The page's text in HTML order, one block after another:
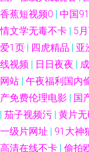
香蕉短视频0 | 中国
情文学无毒不卡 | 5
爱1页 | 四虎精品 | 亚
线视频 | 日日夜夜 |
网站 | 午夜福利国内
产免费伦理电影 | 国
| 茄子视频污 | 黄片
一级片网址 | 91大神
高清在线不卡 | 偷拍